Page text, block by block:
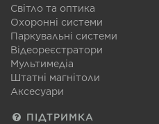
Світло та оптика
Охоронні системи
Паркувальні системи
Відеореєстратори
Мультимедіа
Штатні магнітоли
Аксесуари
ПІДТРИМКА